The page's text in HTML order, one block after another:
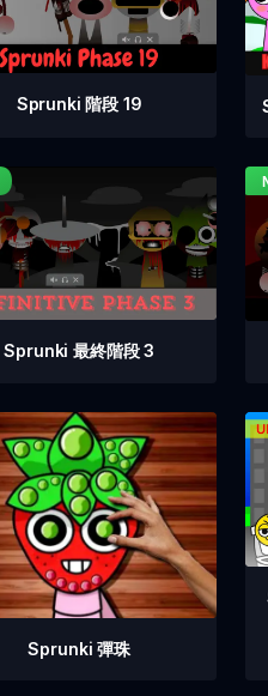
Sprunki 階段 19
Sprunki 最終階段 3
Sprunki 彈珠